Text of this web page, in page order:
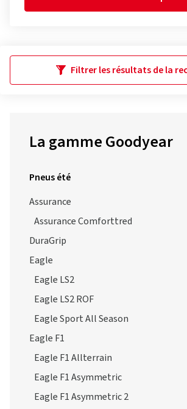
Filtrer les résultats de la
La gamme Goodyear
Pneus été
Assurance
Assurance Comforttred
DuraGrip
Eagle
Eagle LS2
Eagle LS2 ROF
Eagle Sport All Season
Eagle F1
Eagle F1 Allterrain
Eagle F1 Asymmetric
Eagle F1 Asymmetric 2